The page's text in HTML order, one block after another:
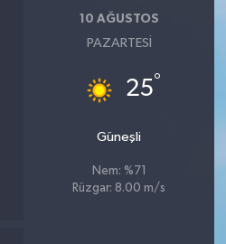
10 AĞUSTOS
PAZARTESI
25°
Güneşli
Nem: %71
Rüzgar: 8.00 m/s